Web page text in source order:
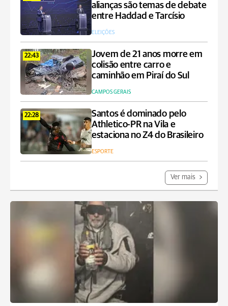
alianças são temas de debate
entre Haddad e Tarcísio
ELEIÇÕES
22:43
Jovem de 21 anos morre em
colisão entre carro e
caminhão em Piraí do Sul
CAMPOS GERAIS
22:28
Santos é dominado pelo
Athletico-PR na Vila e
estaciona no Z4 do Brasileiro
ESPORTE
Ver mais